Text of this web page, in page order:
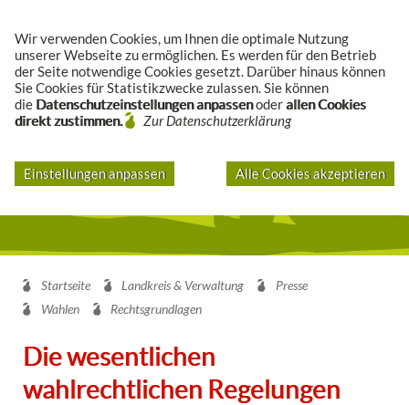
Wir verwenden Cookies, um Ihnen die optimale Nutzung
unserer Webseite zu ermöglichen. Es werden für den Betrieb
der Seite notwendige Cookies gesetzt. Darüber hinaus können
Sie Cookies für Statistikzwecke zulassen. Sie können
die Datenschutzeinstellungen anpassenoderallen Cookies
direkt zustimmen.
Zur Datenschutzerklärung
Einstellungen anpassen Alle Cookies akzeptieren
Startseite Landkreis & Verwaltung
Presse
Wahlen
Rechtsgrundlagen
Die wesentlichen
wahlrechtlichen Regelungen